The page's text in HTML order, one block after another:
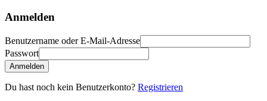
Anmelden
Benutzername oder E-Mail-Adresse
Passwort
Anmelden
Du hast noch kein Benutzerkonto? Registrieren